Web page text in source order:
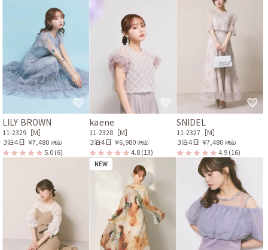
LILY BROWN
11-2329［M］
３泊４日 ￥7,480 (税込)
5.0(6)
kaene
11-2328［M］
３泊４日 ￥6,980 (税込)
4.8(13)
SNIDEL
11-2327［M］
３泊４日 ￥7,480 (税込)
4.9(16)
NEW